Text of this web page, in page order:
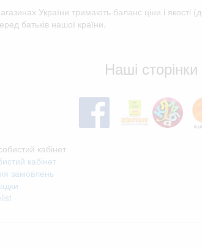
України тримають баланс ціни і
батьків нашої країни.
Наші сторінки
кабінет
кабінет
замовлень